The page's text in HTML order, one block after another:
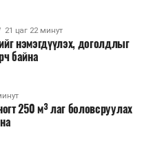
21 цаг 22 минут
нэмэгдүүлэх, доголдлыг
байна
250 м³ лаг боловсруулах